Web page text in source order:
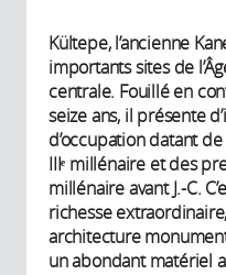
Kültepe, l’ancienne
importants sites de
centrale. Fouillé en
seize ans, il présente
d’occupation datant
IIIᵉ millénaire et des
millénaire avant J.-C.
richesse
architecture
un abondant matériel